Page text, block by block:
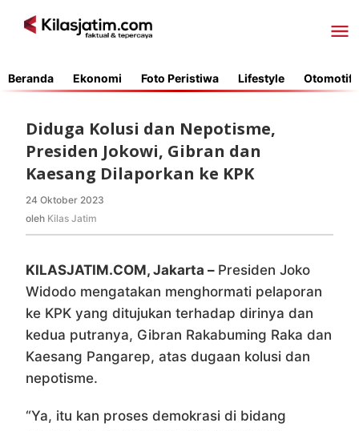
Beranda Ekonomi Foto Peristiwa Lifestyle Otomotif
Diduga Kolusi dan Nepotisme,
Presiden Jokowi, Gibran dan
Kaesang Dilaporkan ke KPK
24 Oktober 2023
oleh Kilas Jatim
KILASJATIM.COM, Jakarta – Presiden Joko
Widodo mengatakan menghormati pelaporan
ke KPK yang ditujukan terhadap dirinya dan
kedua putranya, Gibran Rakabuming Raka dan
Kaesang Pangarep, atas dugaan kolusi dan
nepotisme.
“Ya, itu kan proses demokrasi di bidang